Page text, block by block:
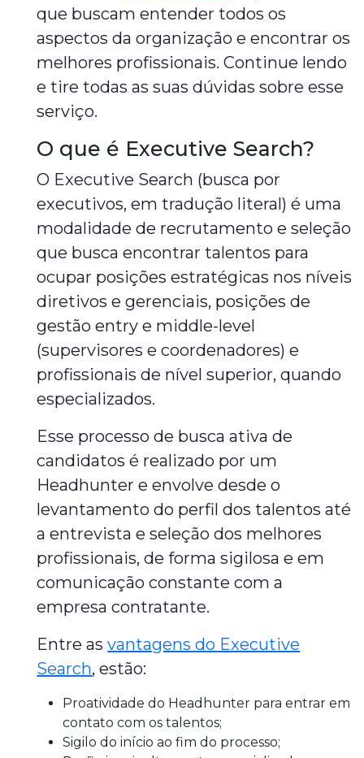
que buscam entender todos os
aspectos da organização e encontrar os
melhores profissionais. Continue lendo
e tire todas as suas dúvidas sobre esse
serviço.
O que é Executive Search?
O Executive Search (busca por
executivos, em tradução literal) é uma
modalidade de recrutamento e seleção
que busca encontrar talentos para
ocupar posições estratégicas nos níveis
diretivos e gerenciais, posições de
gestão entry e middle-level
(supervisores e coordenadores) e
profissionais de nível superior, quando
especializados.
Esse processo de busca ativa de
candidatos é realizado por um
Headhunter e envolve desde o
levantamento do perfil dos talentos até
a entrevista e seleção dos melhores
profissionais, de forma sigilosa e em
comunicação constante com a
empresa contratante.
Entre asvantagens do Executive
Search, estão:
Proatividade do Headhunter para entrar em
contato com os talentos;
Sigilo do início ao fim do processo;